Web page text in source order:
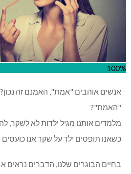
100%
אנשים אוהבים "אמת", האמנם זה
"האמת"?
מלמדים אותנו מגיל ילדות לא לשקר,
כשאנו תופסים ילד על שקר אנו
בחיים הבוגרים שלנו, הדברים נראים